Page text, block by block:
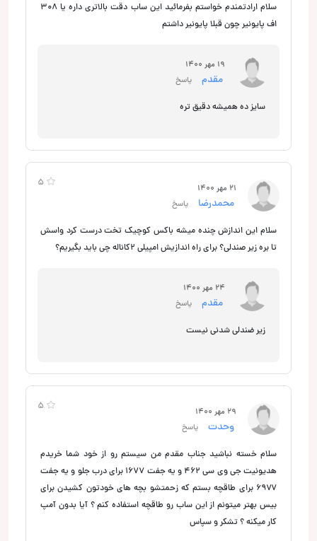
سلام ارادتمندم خواستم بفرمائید این ساب دقت بالاتری داره یا ۳۰۸
اف پایونیر چون قبلا پایونیر داشتم
19 مهر 1400
مقدم پاسخ
سایز ده همیشه دقیق تره
5 21 مهر 1400
محمدرضا پاسخ
سلام این اندازش چنده میشه باکس کوچیک تخت درست کرد واسش
تا بره زیر صندلی؟ برای راه اندازیش امپیلی ۲کاناله چی باید بگیریم؟
24 مهر 1400
مقدم پاسخ
زیر ضندلی شدنی نیست
5 29 مهر 1400
وحدت پاسخ
سلام خسته نباشید جناب مقدم من سیستم رو از خود شما خریدم
هدیونیت جی وی سی ۴۶۲ و یه جفت ۱۶۷۷ برای درب جلو و یه جفت
۶۹۷۷ برای طاقچه بستم که زحمتشو بچه های خودتون کشیدن برای
بیس بهتر میتونم از این ساب رو طاقچه استفاده کنم ؟ آیا بدون آمپ
کار میکنه ؟ تشکر و سپاس